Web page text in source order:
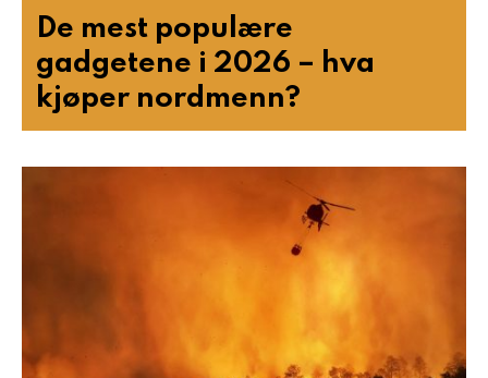
De mest populære
gadgetene i 2026 – hva
kjøper nordmenn?